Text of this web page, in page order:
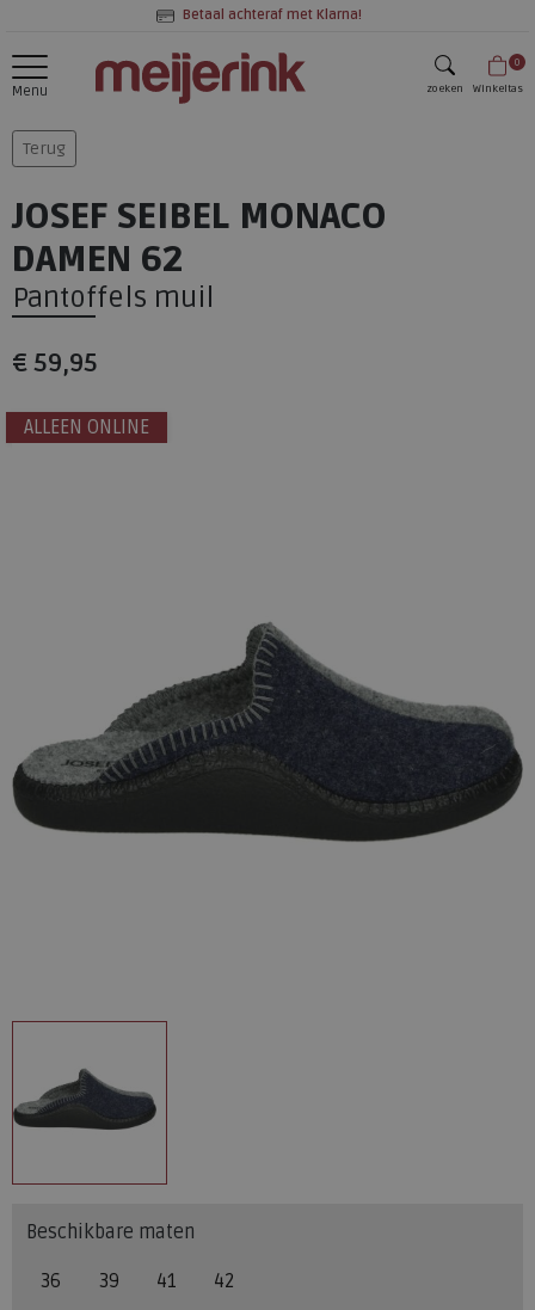
Betaal achteraf met Klarna!
Menu zoeken
0
Winkeltas
Terug
JOSEF SEIBEL MONACO
DAMEN 62
Pantoffels muil
€ 59,95
ALLEEN ONLINE
Beschikbare maten
36 39 41 42